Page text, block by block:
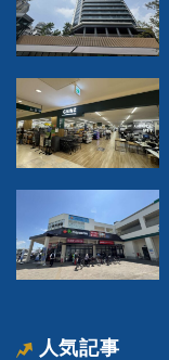
人気記事